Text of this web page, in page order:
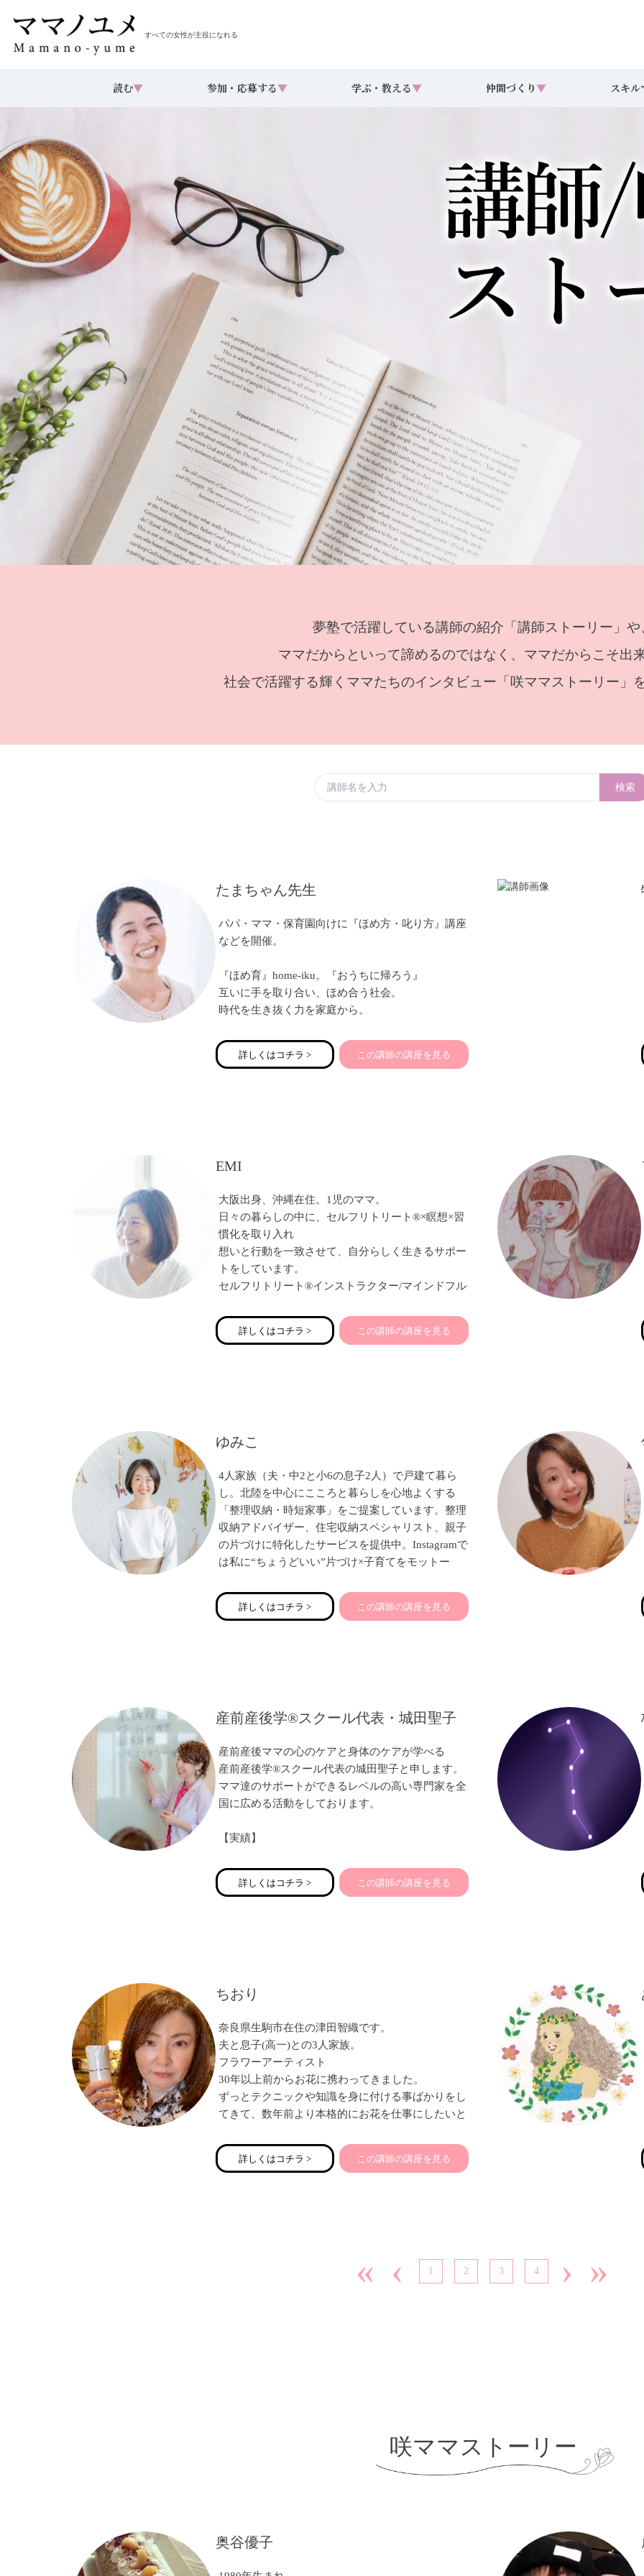
すべての女性が主役になれる
読む▼ 参加・応募する▼ 学ぶ・教える▼ 仲間づくり ▼ スキル
夢塾で活躍している講師の紹介「講師ストーリー」や
ママだからといって諦めるのではなく、ママだからこそ出
社会で活躍する輝くママたちのインタビュー「咲ママストーリー」
検索
たまちゃん先生
パパ・ママ・保育園向けに『ほめ方・叱り方』講座
などを開催。
『ほめ育』home-iku。『おうちに帰ろう』
互いに手を取り合い、ほめ合う社会。
時代を生き抜く力を家庭から。
詳しくはコチラ > この講師の講座を見る
EMI
大阪出身、沖縄在住。1児のママ。
日々の暮らしの中に、セルフリトリート®︎×瞑想×習
慣化を取り入れ
想いと行動を一致させて、自分らしく生きるサポー
トをしています。
セルフリトリート®︎インストラクター/マインドフル
詳しくはコチラ > この講師の講座を見る
ゆみこ
4人家族（夫・中2と小6の息子2人）で戸建て暮ら
し。北陸を中心にこころと暮らしを心地よくする
「整理収納・時短家事」をご提案しています。整理
収納アドバイザー、住宅収納スペシャリスト、親子
の片づけに特化したサービスを提供中。Instagramで
は私に“ちょうどいい”片づけ×子育てをモットー
ています。大阪市出身、石川県金沢市在住。
詳しくはコチラ > この講師の講座を見る
産前産後学®︎スクール代表・城田聖子
産前産後ママの心のケアと身体のケアが学べる
産前産後学®︎スクール代表の城田聖子と申します。
ママ達のサポートができるレベルの高い専門家を全
国に広める活動をしております。
【実績】
アをしている専門家向け入門書
◾️国内唯一の産前産後ママの心理ケア専門校ママの
ンドフルネス心理士
ELLE掲載
詳しくはコチラ > この講師の講座を見る
ちおり
奈良県生駒市在住の津田智織です。
夫と息子(高一)との3人家族。
フラワーアーティスト
30年以上前からお花に携わってきました。
ずっとテクニックや知識を身に付ける事ばかりをし
てきて、数年前より本格的にお花を仕事にしたいと
何かを始めるのに遅すぎる事は無いだろうけど、
やはり若くは無いので、自由にどんどん行動出来る
詳しくはコチラ > この講師の講座を見る
« ‹ 1 2 3 4 › »
咲ママストーリー
奥谷優子